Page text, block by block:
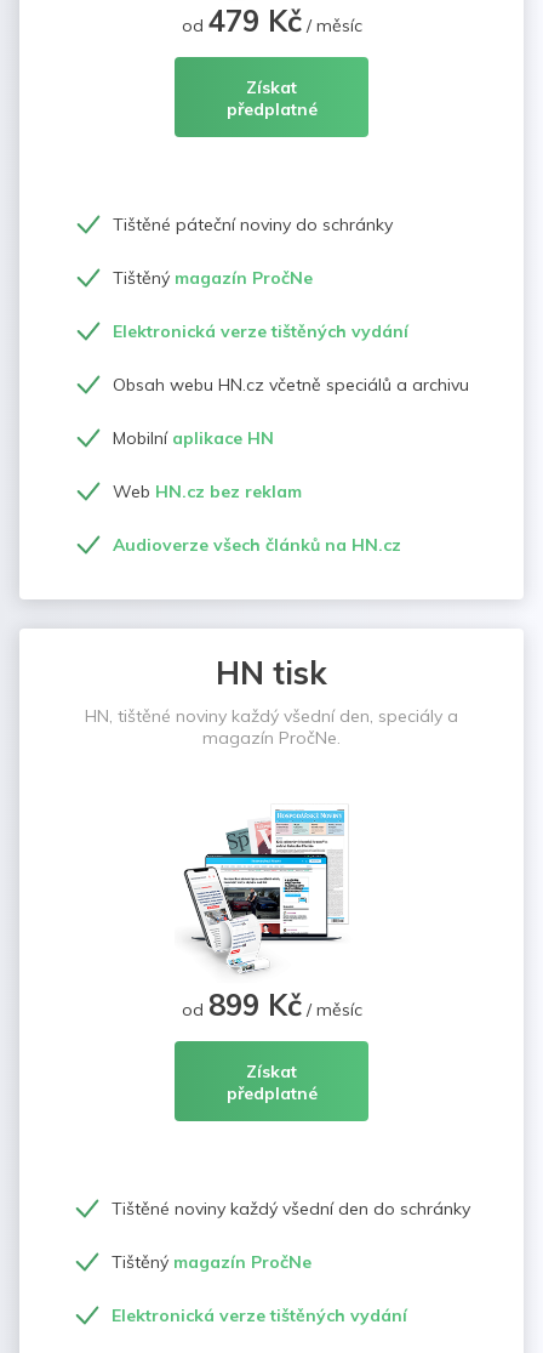
od 479 Kč/ měsíc
Získat
předplatné
Tištěné páteční noviny do schránky
Tištěný magazín PročNe
Elektronická verze tištěných vydání
Obsah webu HN.cz včetně speciálů a archivu
Mobilní aplikace HN
Web HN.cz bez reklam
Audioverze všech článků na HN.cz
HN tisk
HN, tištěné noviny každý všední den, speciály a
magazín PročNe.
od 899 Kč/ měsíc
Získat
předplatné
Tištěné noviny každý všední den do schránky
Tištěný magazín PročNe
Elektronická verze tištěných vydání